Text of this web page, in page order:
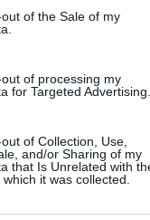
of the Sale of my
of processing my
for Targeted Advertising.
of Collection, Use,
and/or Sharing of my
that Is Unrelated with
it was collected.
ώστε να
για τη
προστασίας.
δορυφορικά
hsc.gov.gr/),
διαχρονικά
μεταβολές στα